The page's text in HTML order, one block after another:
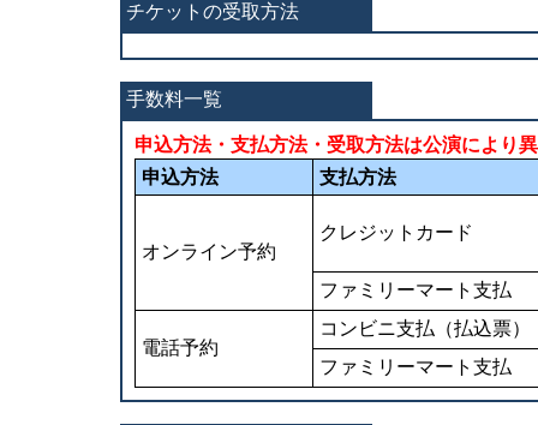
チケットの受取方法
手数料一覧
申込方法・支払方法・受取方法は公演により
申込方法
支払方法
オンライン予約
クレジットカード
ファミリーマート支払
電話予約
コンビニ支払（払込票）
ファミリーマート支払